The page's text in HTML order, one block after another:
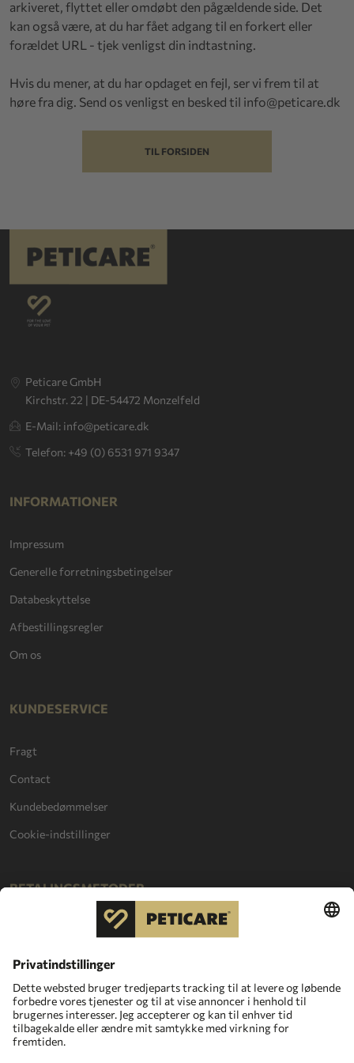
arkiveret, flyttet eller omdøbt den pågældende side. Det
kan også være, at du har fået adgang til en forkert eller
forældet URL - tjek venligst din indtastning.
Hvis du mener, at du har opdaget en fejl, ser vi frem til at
høre fra dig. Send os venligst en besked til info@peticare.dk
TIL FORSIDEN
Peticare GmbH
Kirchstr. 22 | DE-54472 Monzelfeld
E-Mail: info@peticare.dk
Telefon: +49 (0) 6531 971 9347
INFORMATIONER
Impressum
Generelle forretningsbetingelser
Databeskyttelse
Afbestillingsregler
Om os
KUNDESERVICE
Fragt
Contact
Kundebedømmelser
Cookie-indstillinger
BETALINGSMETODER